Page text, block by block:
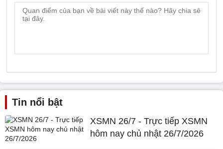
Tin nổi bật
XSMN 26/7 - Trực tiếp XSMN
hôm nay chủ nhật 26/7/2026